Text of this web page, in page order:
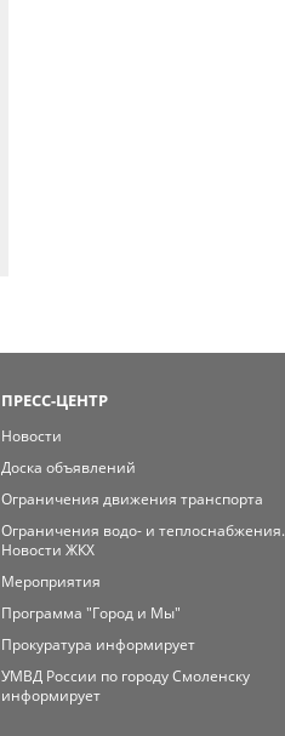
ПРЕСС-ЦЕНТР
Новости
Доска объявлений
Ограничения движения транспорта
Ограничения водо- и теплоснабжения.
Новости ЖКХ
Мероприятия
Программа "Город и Мы"
Прокуратура информирует
УМВД России по городу Смоленску
информирует